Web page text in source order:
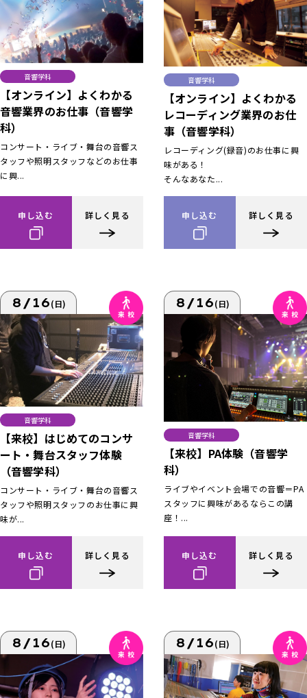
音響学科
【オンライン】よくわかる
音響業界のお仕事（音響学
科）
コンサート・ライブ・舞台の音響ス
タッフや照明スタッフなどのお仕事
に興...
申し込む 詳しく見る
音響学科
【オンライン】よくわかる
レコーディング業界のお仕
事（音響学科）
レコーディング(録音)のお仕事に興
味がある！
そんなあなた...
申し込む 詳しく見る
8/16(日)
音響学科
【来校】はじめてのコンサ
ート・舞台スタッフ体験
（音響学科）
コンサート・ライブ・舞台の音響ス
タッフや照明スタッフのお仕事に興
味が...
申し込む 詳しく見る
8/16(日)
音響学科
【来校】PA体験（音響学
科）
ライブやイベント会場での音響＝PA
スタッフに興味があるならこの講
座！...
申し込む 詳しく見る
8/16(日) 8/16(日)